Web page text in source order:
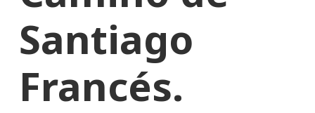
Santiago
Francés.